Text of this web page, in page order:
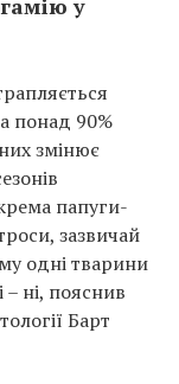
понад 90%
змінює
папуги-
зазвичай
одні тварини
ні, пояснив
Барт